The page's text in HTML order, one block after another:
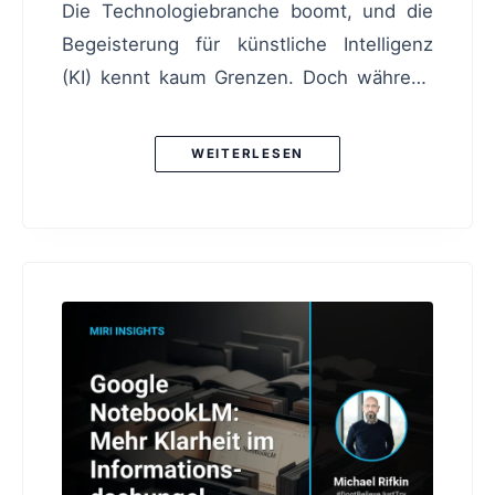
Die Technologiebranche boomt, und die
Begeisterung für künstliche Intelligenz
(KI) kennt kaum Grenzen. Doch während
schwindelerregende Höhen steigen, sieht
es im Boden der Lagerhallen oft ganz
Investoren auf beispiellose
Effizienzsprünge setzen, hinkt die Realität
hinterher. KI wird als Wundermittel
gesehen, aber operative Grundlagen sind
oft vernachlässigt worden. Verborgene
Schwächen im System Im Supply Chain
WEITERLESEN